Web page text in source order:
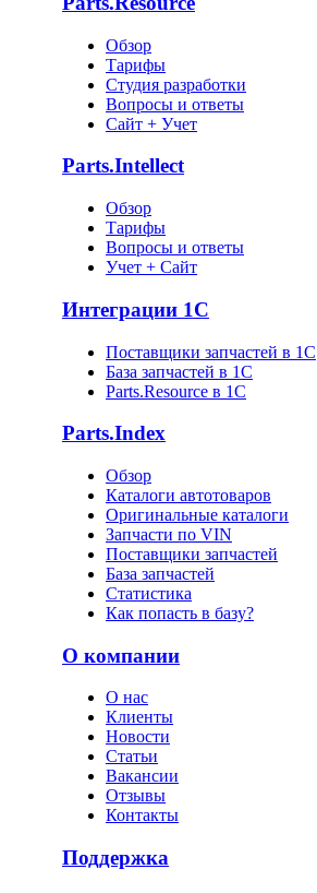
Обзор
Тарифы
Студия разработки
Вопросы и ответы
Сайт + Учет
Parts.Intellect
Обзор
Тарифы
Вопросы и ответы
Учет + Сайт
Интеграции 1С
Поставщики запчастей в 1C
База запчастей в 1С
Parts.Resource в 1C
Parts.Index
Обзор
Каталоги автотоваров
Оригинальные каталоги
Запчасти по VIN
Поставщики запчастей
База запчастей
Статистика
Как попасть в базу?
О компании
О нас
Клиенты
Новости
Статьи
Вакансии
Отзывы
Контакты
Поддержка